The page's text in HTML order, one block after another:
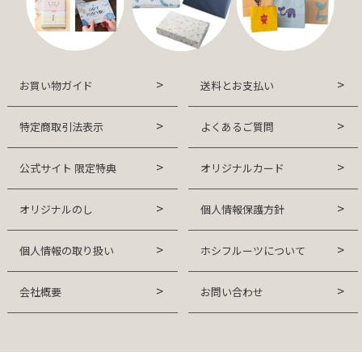
お買い物ガイド 送料とお支払い
特定商取引法表示 よくあるご質問
公式サイト 限定特典 オリジナルカード
オリジナルのし 個人情報保護方針
個人情報の取り扱い ホシフルーツについて
会社概要 お問い合わせ